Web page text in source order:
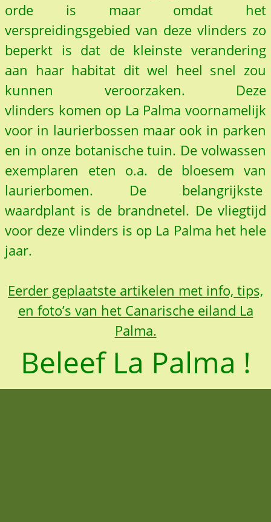
orde is maar omdat het
verspreidingsgebied van deze vlinders zo
beperkt is dat de kleinste verandering
aan haar habitat dit wel heel snel zou
kunnen veroorzaken. Deze
vlinders komen op La Palma voornamelijk
voor in laurierbossen maar ook in parken
en in onze botanische tuin. De volwassen
exemplaren eten o.a. de bloesem van
laurierbomen. De belangrijkste
waardplant is de brandnetel. De vliegtijd
voor deze vlinders is op La Palma het hele
jaar.
Eerder geplaatste artikelen met info, tips,
en foto’s van het Canarische eiland La
Palma.
Beleef La Palma !